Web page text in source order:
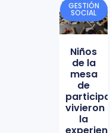
GESTIÓN
SOCIAL
Niños
de la
mesa
de
vivieron
la